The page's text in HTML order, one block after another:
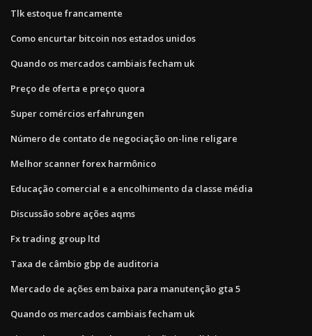
Tlk estoque francamente
Como encurtar bitcoin nos estados unidos
Quando os mercados cambiais fecham uk
Preço de oferta e preço quora
Super comércios erfahrungen
Número de contato de negociação on-line religare
Melhor scanner forex harmônico
Educação comercial e a encolhimento da classe média
Discussão sobre ações aqms
Fx trading group ltd
Taxa de câmbio gbp de auditoria
Mercado de ações em baixa para manutenção gta 5
Quando os mercados cambiais fecham uk